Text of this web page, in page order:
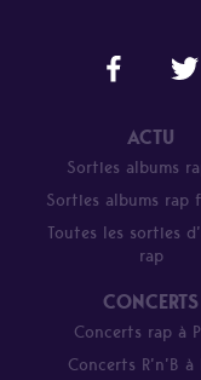
ACTU
Sorties albums
Sorties albums rap
Toutes les sorties
rap
CONCERTS
Concerts rap à
Concerts R’n’B à